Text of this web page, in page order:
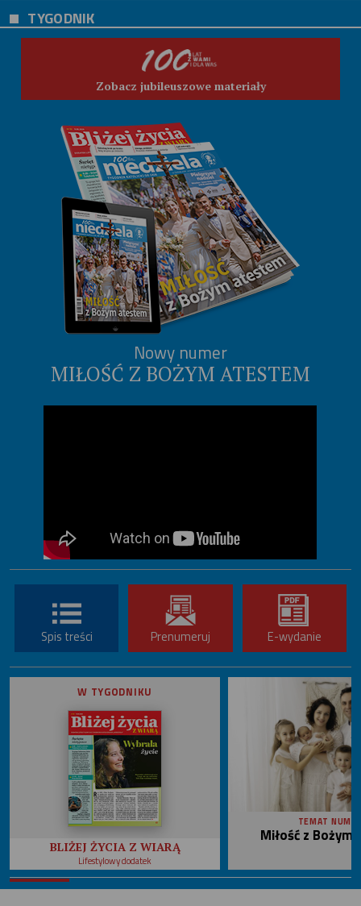
TYGODNIK
Zobacz jubileuszowe materiały
Nowy numer
MIŁOŚĆ Z BOŻYM ATESTEM
Spis treści Prenumeruj E-wydanie
W TYGODNIKU
BLIŻEJ ŻYCIA Z WIARĄ
Lifestylowy dodatek
TEMAT
Miłość z